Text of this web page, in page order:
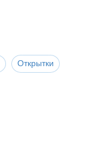
Открытки